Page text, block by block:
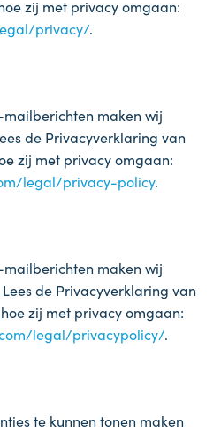
zij met privacy omgaan:
privacy/.
maken wij
de Privacyverklaring van
zij met privacy omgaan:
legal/privacy-policy.
maken wij
de Privacyverklaring van
zij met privacy omgaan:
legal/privacypolicy/.
te kunnen tonen maken